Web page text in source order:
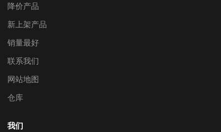
降价产品
新上架产品
销量最好
联系我们
网站地图
仓库
我们